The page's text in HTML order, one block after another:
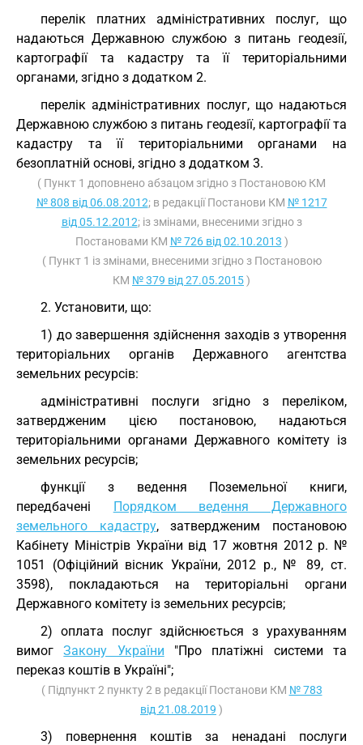
перелік платних адміністративних послуг, що
надаються Державною службою з питань геодезії,
картографії та кадастру та її територіальними
органами, згідно з додатком 2.
перелік адміністративних послуг, що надаються
Державною службою з питань геодезії, картографії та
кадастру та її територіальними органами на
безоплатній основі, згідно з додатком 3.
( Пункт 1 доповнено абзацом згідно з Постановою КМ
№ 808 від 06.08.2012; в редакції Постанови КМ № 1217
від 05.12.2012; із змінами, внесеними згідно з
Постановами КМ № 726 від 02.10.2013 )
( Пункт 1 із змінами, внесеними згідно з Постановою
КМ № 379 від 27.05.2015)
2. Установити, що:
1) до завершення здійснення заходів з утворення
територіальних органів Державного агентства
земельних ресурсів:
адміністративні послуги згідно з переліком,
затвердженим цією постановою, надаються
територіальними органами Державного комітету із
земельних ресурсів;
функції з ведення Поземельної книги,
передбачені Порядком ведення Державного
земельного кадастру, затвердженим постановою
Кабінету Міністрів України від 17 жовтня 2012 р. №
1051 (Офіційний вісник України, 2012 р., № 89, ст.
3598), покладаються на територіальні органи
Державного комітету із земельних ресурсів;
2) оплата послуг здійснюється з урахуванням
вимогЗакону України "Про платіжні системи та
переказ коштів в Україні";
( Підпункт 2 пункту 2 в редакції Постанови КМ № 783
від 21.08.2019 )
3) повернення коштів за ненадані послуги